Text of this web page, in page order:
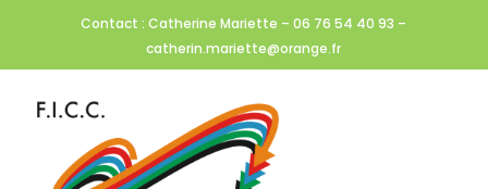
Contact : Catherine Mariette – 06 76 54 40 93 –
catherin.mariette@orange.fr